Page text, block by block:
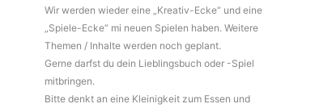
Wir werden wieder eine „Kreativ-Ecke“ und eine
„Spiele-Ecke“ mi neuen Spielen haben. Weitere
Themen / Inhalte werden noch geplant.
Gerne darfst du dein Lieblingsbuch oder -Spiel
mitbringen.
Bitte denkt an eine Kleinigkeit zum Essen und